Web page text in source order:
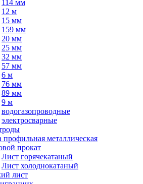
114 мм
12 м
15 мм
159 мм
20 мм
25 мм
32 мм
57 мм
6 м
76 мм
89 мм
9 м
водогазопроводные
электросварные
профильная металлическая
прокат
Лист горячекатаный
Лист холоднокатаный
лист